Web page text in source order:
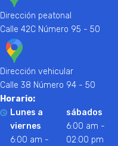
Dirección peatonal
Calle 42C Número 95 - 50
Dirección vehicular
Calle 38 Número 94 - 50
Horario:
Lunes a
viernes
6:00 am -
sábados
6:00 am -
02:00 pm